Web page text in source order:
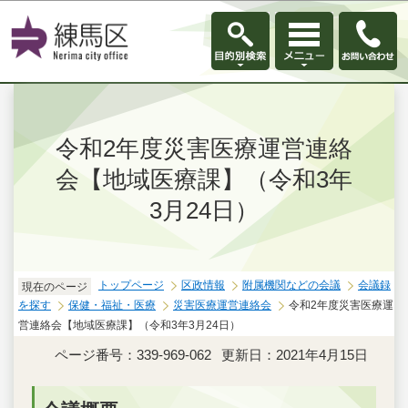
このページの本文へ移動
令和2年度災害医療運営連絡
会【地域医療課】（令和3年
3月24日）
現在のページ トップページ 区政情報 附属機関などの会議
会議録
を探す
保健・福祉・医療 災害医療運営連絡会
令和2年度災害医療運
営連絡会【地域医療課】（令和3年3月24日）
ページ番号：339-969-062 更新日：2021年4月15日